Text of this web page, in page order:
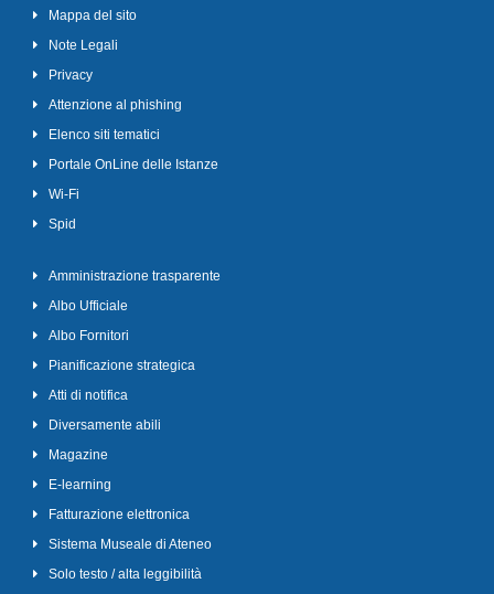
Mappa del sito
Note Legali
Privacy
Attenzione al phishing
Elenco siti tematici
Portale OnLine delle Istanze
Wi-Fi
Spid
Amministrazione trasparente
Albo Ufficiale
Albo Fornitori
Pianificazione strategica
Atti di notifica
Diversamente abili
Magazine
E-learning
Fatturazione elettronica
Sistema Museale di Ateneo
Solo testo / alta leggibilità